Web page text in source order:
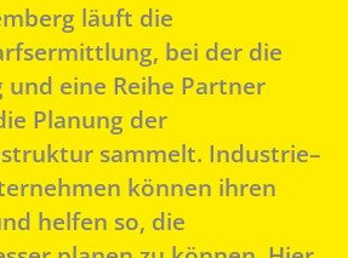
läuft die
bei der die
und eine Reihe Partner
Planung der
sammelt. Industrie–
können ihren
helfen so, die